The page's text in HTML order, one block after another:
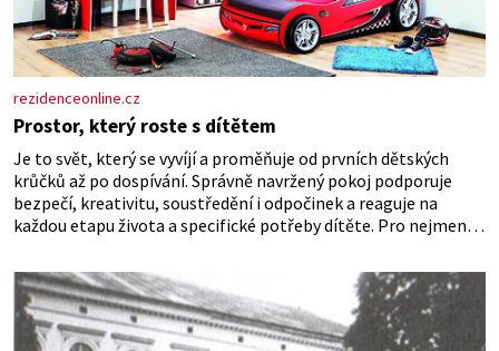
rezidenceonline.cz
Prostor, který roste s dítětem
Je to svět, který se vyvíjí a proměňuje od prvních dětských
krůčků až po dospívání. Správně navržený pokoj podporuje
bezpečí, kreativitu, soustředění i odpočinek a reaguje na
každou etapu života a specifické potřeby dítěte. Pro nejmenší
miminka měl působit především klidně a útulně. Předškolní
věk je